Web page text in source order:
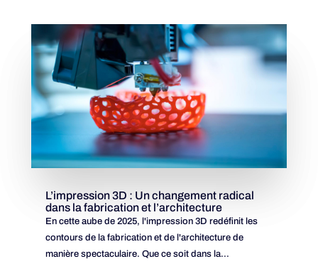
L’impression 3D : Un changement radical
dans la fabrication et l’architecture
En cette aube de 2025, l'impression 3D redéfinit les
contours de la fabrication et de l'architecture de
manière spectaculaire. Que ce soit dans la...